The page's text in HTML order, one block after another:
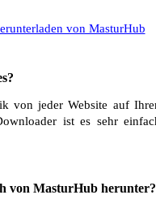
von MasturHub
von jeder Website auf
ist es sehr
von MasturHub herunter?